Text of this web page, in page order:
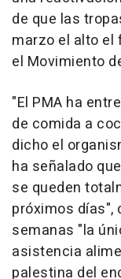
de que las
marzo el alto el
el Movimiento
"El PMA ha
de comida a
dicho el
ha señalado
se queden
próximos días",
semanas "la
asistencia
palestina del